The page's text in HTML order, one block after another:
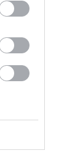
Music
Hungary
Budapest